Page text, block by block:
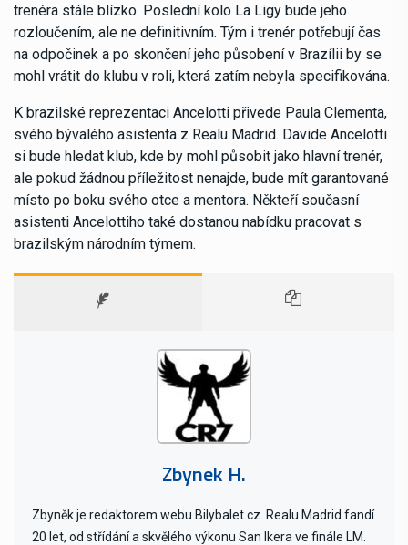
trenéra stále blízko. Poslední kolo La Ligy bude jeho
rozloučením, ale ne definitivním. Tým i trenér potřebují čas
na odpočinek a po skončení jeho působení v Brazílii by se
mohl vrátit do klubu v roli, která zatím nebyla specifikována.
K brazilské reprezentaci Ancelotti přivede Paula Clementa,
svého bývalého asistenta z Realu Madrid. Davide Ancelotti
si bude hledat klub, kde by mohl působit jako hlavní trenér,
ale pokud žádnou příležitost nenajde, bude mít garantované
místo po boku svého otce a mentora. Někteří současní
asistenti Ancelottiho také dostanou nabídku pracovat s
brazilským národním týmem.
Zbynek H.
Zbyněk je redaktorem webu Bilybalet.cz. Realu Madrid fandí
20 let, od střídání a skvělého výkonu San Ikera ve finále LM.